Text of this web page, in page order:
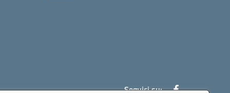
Seguici su: